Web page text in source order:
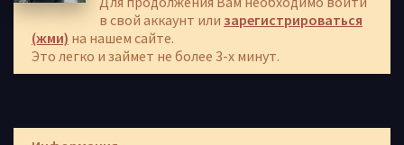
в свой аккаунт или зарегистрироваться
(жми) на нашем сайте.
Это легко и займет не более 3-х минут.